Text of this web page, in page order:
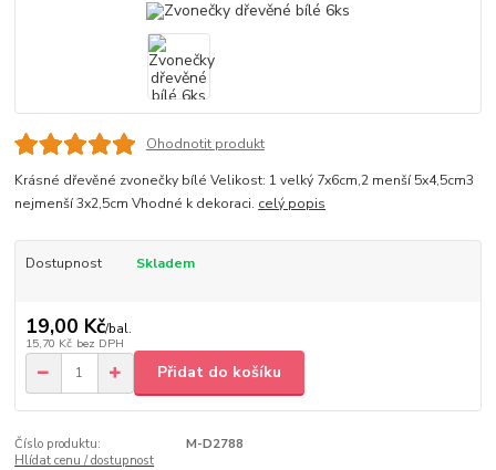
Ohodnotit produkt
Krásné dřevěné zvonečky bílé Velikost: 1 velký 7x6cm,2 menší 5x4,5cm3
nejmenší 3x2,5cm Vhodné k dekoraci. celý popis
Dostupnost Skladem
19,00 Kč/bal.
15,70 Kč bez DPH
Přidat do košíku
Číslo produktu:
M-D2788
Hlídat cenu / dostupnost